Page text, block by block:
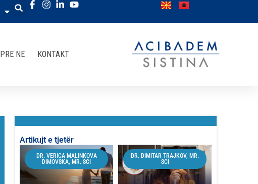
PRE NE KONTAKT
Artikujt e tjetër
DR. VERICA MALINKOVA
DIMOVSKA, MR. SCI
DR. DIMITAR TRAJKOV, MR.
SCI